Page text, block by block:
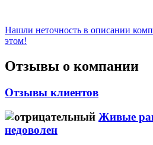
Нашли неточность в описании
этом!
Отзывы о компании
Отзывы клиентов
Живые
недоволен